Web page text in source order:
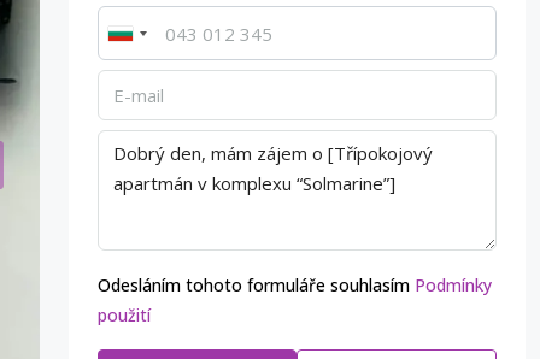
Odesláním tohoto formuláře souhlasím Podmínky
použití